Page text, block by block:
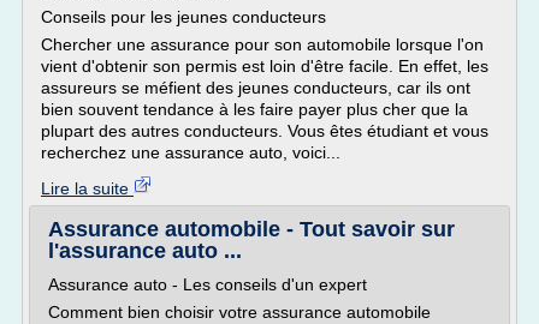
Conseils pour les jeunes conducteurs
Chercher une assurance pour son automobile lorsque l'on
vient d'obtenir son permis est loin d'être facile. En effet, les
assureurs se méfient des jeunes conducteurs, car ils ont
bien souvent tendance à les faire payer plus cher que la
plupart des autres conducteurs. Vous êtes étudiant et vous
recherchez une assurance auto, voici...
Lire la suite
Assurance automobile - Tout savoir sur
l'assurance auto ...
Assurance auto - Les conseils d'un expert
Comment bien choisir votre assurance automobile